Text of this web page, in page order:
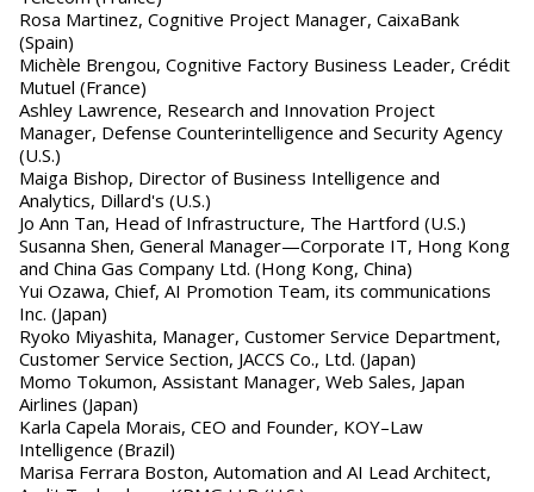
Rosa Martinez, Cognitive Project Manager, CaixaBank
(Spain)
Michèle Brengou, Cognitive Factory Business Leader, Crédit
Mutuel (France)
Ashley Lawrence, Research and Innovation Project
Manager, Defense Counterintelligence and Security Agency
(U.S.)
Maiga Bishop, Director of Business Intelligence and
Analytics, Dillard's (U.S.)
Jo Ann Tan, Head of Infrastructure, The Hartford (U.S.)
Susanna Shen, General Manager—Corporate IT, Hong Kong
and China Gas Company Ltd. (Hong Kong, China)
Yui Ozawa, Chief, AI Promotion Team, its communications
Inc. (Japan)
Ryoko Miyashita, Manager, Customer Service Department,
Customer Service Section, JACCS Co., Ltd. (Japan)
Momo Tokumon, Assistant Manager, Web Sales, Japan
Airlines (Japan)
Karla Capela Morais, CEO and Founder, KOY–Law
Intelligence (Brazil)
Marisa Ferrara Boston, Automation and AI Lead Architect,